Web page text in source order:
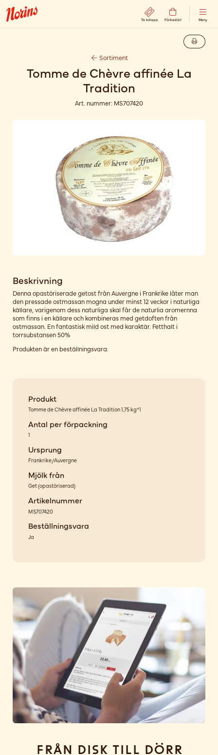
Ta kölapp Förbeställ Meny
Sortiment
Tomme de Chèvre affinée La
Tradition
Art. nummer: MS707420
Beskrivning
Denna opastöriserade getost från Auvergne i Frankrike låter man
den pressade ostmassan mogna under minst 12 veckor i naturliga
källare, varigenom dess naturliga skal får de naturlia aromernna
som finns i en källare och kombineras med getdoften från
ostmassan. En fantastisk mild ost med karaktär. Fetthalt i
torrsubstansen 50%
Produkten är en beställningsvara.
Produkt
Tomme de Chèvre affinée La Tradition 1,75 kg*1
Antal per förpackning
1
Ursprung
Frankrike/Auvergne
Mjölk från
Get(opastöriserad)
Artikelnummer
MS707420
Beställningsvara
Ja
Från disk till dörr